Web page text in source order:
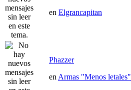
en Elgrancapitan
Phazzer
en Armas "Menos letales"